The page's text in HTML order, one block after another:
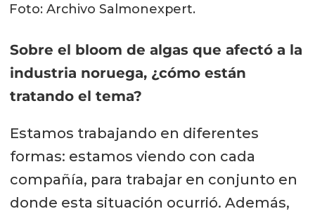
Foto: Archivo Salmonexpert.
Sobre el bloom de algas que afectó a la
industria noruega, ¿cómo están
tratando el tema?
Estamos trabajando en diferentes
formas: estamos viendo con cada
compañía, para trabajar en conjunto en
donde esta situación ocurrió. Además,